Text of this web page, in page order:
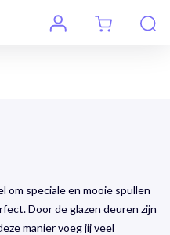
om speciale en mooie spullen
Door de glazen deuren zijn
manier voeg jij veel